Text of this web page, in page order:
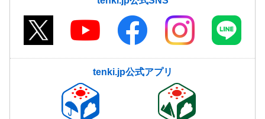
tenki.jp公式アプリ